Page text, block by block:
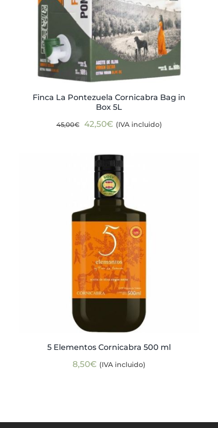
Finca La Pontezuela Cornicabra Bag in
Box 5L
45,00€
El
era:
45,00€.
42,50€El
es:
42,50€.
(IVA incluido)
5 Elementos Cornicabra 500 ml
8,50€ (IVA incluido)